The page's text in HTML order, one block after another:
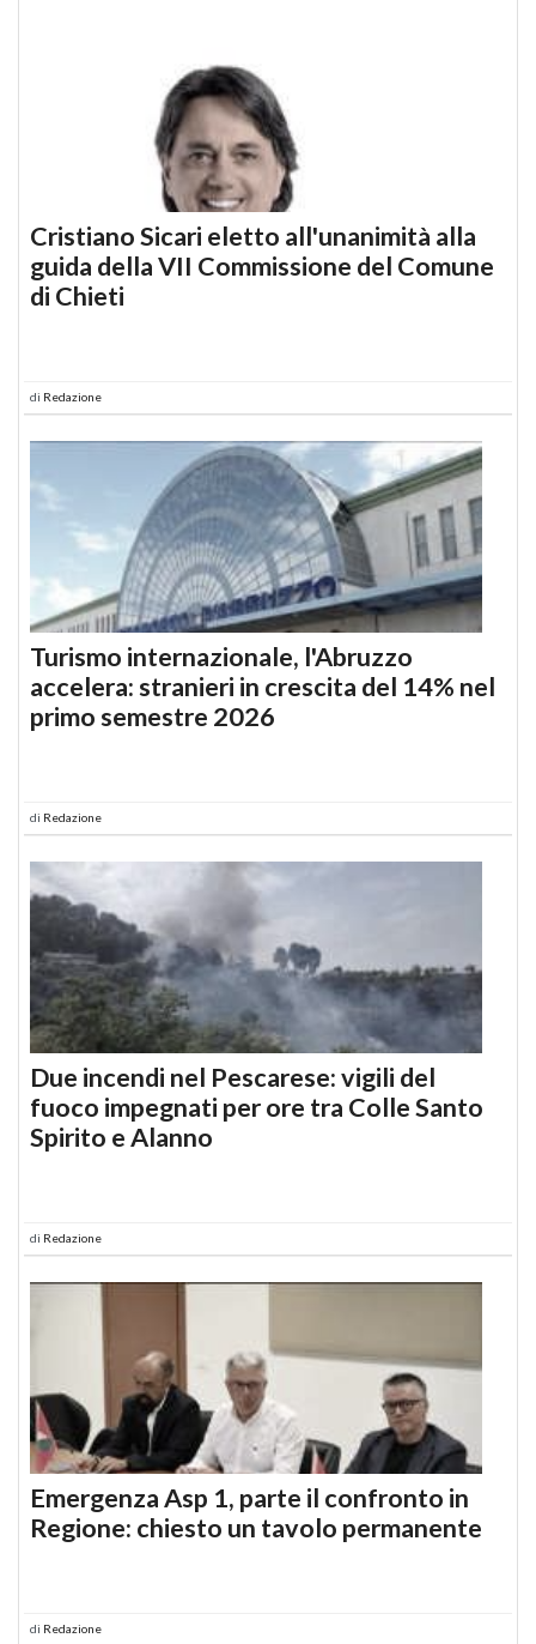
Cristiano Sicari eletto all'unanimità alla
guida della VII Commissione del Comune
di Chieti
di Redazione
Turismo internazionale, l'Abruzzo
accelera: stranieri in crescita del 14% nel
primo semestre 2026
di Redazione
Due incendi nel Pescarese: vigili del
fuoco impegnati per ore tra Colle Santo
Spirito e Alanno
di Redazione
Emergenza Asp 1, parte il confronto in
Regione: chiesto un tavolo permanente
di Redazione